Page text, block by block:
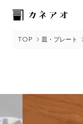
TOP 皿・プレート